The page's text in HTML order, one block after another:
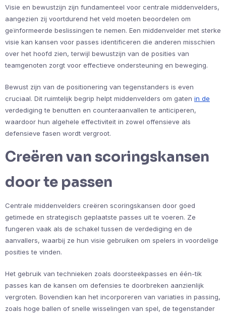
Visie en bewustzijn zijn fundamenteel voor centrale middenvelders,
aangezien zij voortdurend het veld moeten beoordelen om
geïnformeerde beslissingen te nemen. Een middenvelder met sterke
visie kan kansen voor passes identificeren die anderen misschien
over het hoofd zien, terwijl bewustzijn van de posities van
teamgenoten zorgt voor effectieve ondersteuning en beweging.
Bewust zijn van de positionering van tegenstanders is even
cruciaal. Dit ruimtelijk begrip helpt middenvelders om gaten in de
verdediging te benutten en counteraanvallen te anticiperen,
waardoor hun algehele effectiviteit in zowel offensieve als
defensieve fasen wordt vergroot.
Creëren van scoringskansen
door te passen
Centrale middenvelders creëren scoringskansen door goed
getimede en strategisch geplaatste passes uit te voeren. Ze
fungeren vaak als de schakel tussen de verdediging en de
aanvallers, waarbij ze hun visie gebruiken om spelers in voordelige
posities te vinden.
Het gebruik van technieken zoals doorsteekpasses en één-tik
passes kan de kansen om defensies te doorbreken aanzienlijk
vergroten. Bovendien kan het incorporeren van variaties in passing,
zoals hoge ballen of snelle wisselingen van spel, de tegenstander